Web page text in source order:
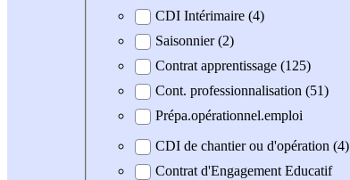
CDI Intérimaire (4)
Saisonnier (2)
Contrat apprentissage (125)
Cont. professionnalisation (51)
Prépa.opérationnel.emploi
CDI de chantier ou d'opération (4)
Contrat d'Engagement Educatif